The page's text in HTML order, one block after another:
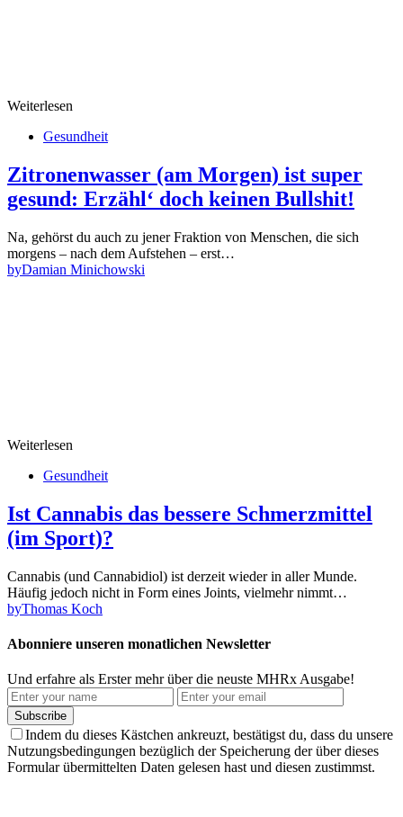
Weiterlesen
Gesundheit
Zitronenwasser (am Morgen) ist super
gesund: Erzähl‘ doch keinen Bullshit!
Na, gehörst du auch zu jener Fraktion von Menschen, die sich
morgens – nach dem Aufstehen – erst…
byDamian Minichowski
Weiterlesen
Gesundheit
Ist Cannabis das bessere Schmerzmittel
(im Sport)?
Cannabis (und Cannabidiol) ist derzeit wieder in aller Munde.
Häufig jedoch nicht in Form eines Joints, vielmehr nimmt…
byThomas Koch
Abonniere unseren monatlichen Newsletter
Und erfahre als Erster mehr über die neuste MHRx Ausgabe!
Subscribe
Indem du dieses Kästchen ankreuzt, bestätigst du, dass du unsere
Nutzungsbedingungen bezüglich der Speicherung der über dieses
Formular übermittelten Daten gelesen hast und diesen zustimmst.